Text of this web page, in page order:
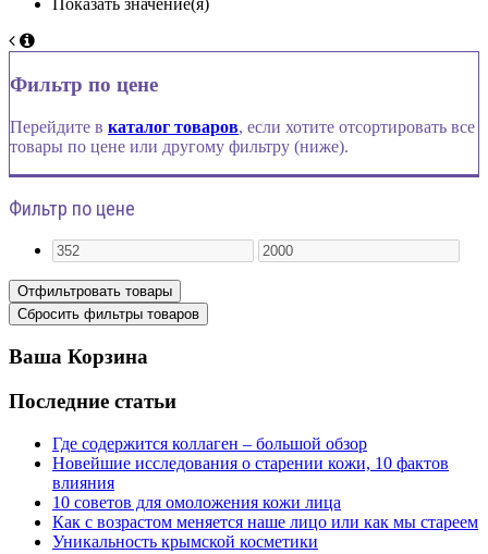
Показать значение(я)
Фильтр по цене
Перейдите в каталог товаров, если хотите отсортировать все
товары по цене или другому фильтру (ниже).
Фильтр по цене
Ваша Корзина
Последние статьи
Где содержится коллаген – большой обзор
Новейшие исследования о старении кожи, 10 фактов
влияния
10 советов для омоложения кожи лица
Как с возрастом меняется наше лицо или как мы стареем
Уникальность крымской косметики